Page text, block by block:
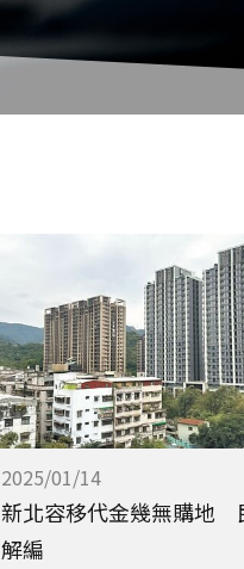
2025/01/14
新北容移代金幾無購地
解編